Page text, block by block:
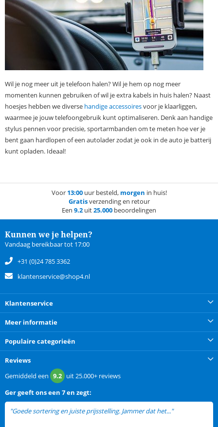
Wil je nog meer uit je telefoon halen? Wil je hem op nog meer
momenten kunnen gebruiken of wil je extra kabels in huis halen? Naast
hoesjes hebben we diverse handige accessoiresvoor je klaarliggen,
waarmee je jouw telefoongebruik kunt optimaliseren. Denk aan handige
stylus pennen voor precisie, sportarmbanden om te meten hoe ver je
bent gaan hardlopen of een autolader zodat je ook in de auto je batterij
kunt opladen. Ideaal!
Voor 13:00uur besteld, morgen in huis!
Gratisverzending en retour
Een 9.2 uit25.000 beoordelingen
Kunnen we je helpen?
Vandaag bereikbaar tot 17:00
+31 (0)24 785 3362
klantenservice@shop4.nl
Klantenservice
Meer informatie
Populaire categorieën
Reviews
Gemiddeld een 9.2 uit25.000+ reviews
Gergeeft ons een 7 en zegt:
"Goede sortering en juiste prijsstelling. Jammer dat het..."